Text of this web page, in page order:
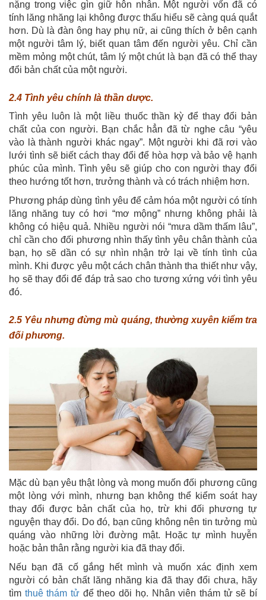
nặng trong việc gìn giữ hôn nhân. Một người vốn đã có
tính lăng nhăng lại không được thấu hiểu sẽ càng quá quắt
hơn. Dù là đàn ông hay phụ nữ, ai cũng thích ở bên cạnh
một người tâm lý, biết quan tâm đến người yêu. Chỉ cần
mềm mỏng một chút, tâm lý một chút là bạn đã có thể thay
đổi bản chất của một người.
2.4 Tình yêu chính là thần dược.
Tình yêu luôn là một liều thuốc thần kỳ để thay đổi bản
chất của con người. Bạn chắc hẳn đã từ nghe câu “yêu
vào là thành người khác ngay”. Một người khi đã rơi vào
lưới tình sẽ biết cách thay đổi để hòa hợp và bảo vệ hạnh
phúc của mình. Tình yêu sẽ giúp cho con người thay đổi
theo hướng tốt hơn, trưởng thành và có trách nhiệm hơn.
Phương pháp dùng tình yêu để cảm hóa một người có tính
lăng nhăng tuy có hơi “mơ mộng” nhưng không phải là
không có hiệu quả. Nhiều người nói “mưa dầm thấm lâu”,
chỉ cần cho đối phương nhìn thấy tình yêu chân thành của
bạn, họ sẽ dần có sự nhìn nhận trở lại về tính tình của
mình. Khi được yêu một cách chân thành tha thiết như vậy,
họ sẽ thay đổi để đáp trả sao cho tương xứng với tình yêu
đó.
2.5 Yêu nhưng đừng mù quáng, thường xuyên kiểm tra
đối phương.
Mặc dù bạn yêu thật lòng và mong muốn đối phương cũng
một lòng với mình, nhưng bạn không thể kiểm soát hay
thay đổi được bản chất của họ, trừ khi đối phương tự
nguyện thay đổi. Do đó, bạn cũng không nên tin tưởng mù
quáng vào những lời đường mật. Hoặc tự mình huyễn
hoặc bản thân rằng người kia đã thay đổi.
Nếu bạn đã cố gắng hết mình và muốn xác định xem
người có bản chất lăng nhăng kia đã thay đổi chưa, hãy
tìm thuê thám tử để theo dõi họ. Nhân viên thám tử sẽ bí